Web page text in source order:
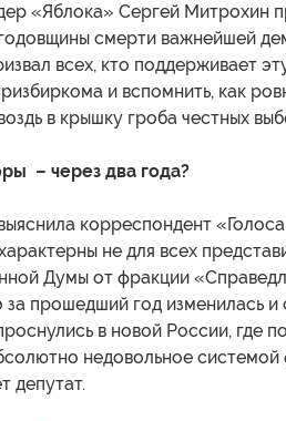
«Яблока» Сергей Митрохин
смерти важнейшей
всех, кто поддерживает
и вспомнить, как
в крышку гроба честных
– через два года?
корреспондент
не для всех
Думы от фракции
за прошедший год изменилась
в новой России, где
недовольное
депутат.